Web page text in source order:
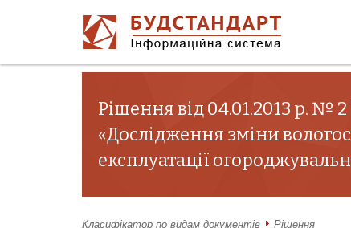
Рішення від 04.01.2013 р. №
«Дослідження зміни
експлуатації
Класифікатор по видам документів Рішення